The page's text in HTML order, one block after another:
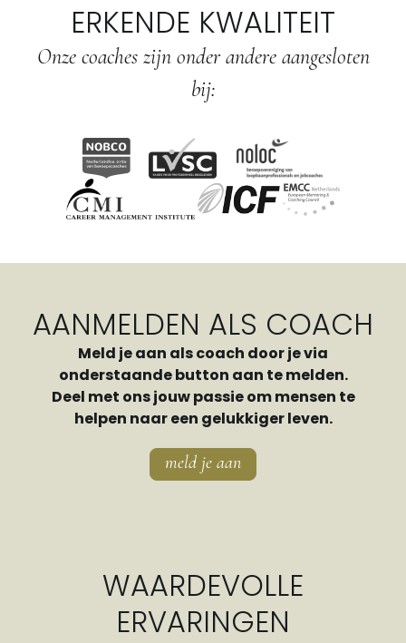
ERKENDE KWALITEIT
Onze coaches zijn onder andere aangesloten
bij:
AANMELDEN ALS COACH
Meld je aan als coach door je via
onderstaande button aan te melden.
Deel met ons jouw passie om mensen te
helpen naar een gelukkiger leven.
meld je aan
WAARDEVOLLE
ERVARINGEN